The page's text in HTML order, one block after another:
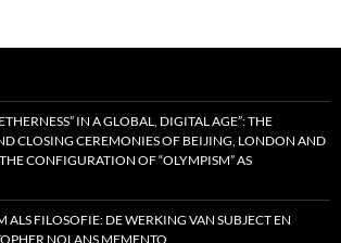
IN A GLOBAL, DIGITAL AGE”: THE
CLOSING CEREMONIES OF BEIJING, LONDON AND
CONFIGURATION OF “OLYMPISM” AS
ALS FILOSOFIE: DE WERKING VAN SUBJECT EN
NOLANS MEMENTO